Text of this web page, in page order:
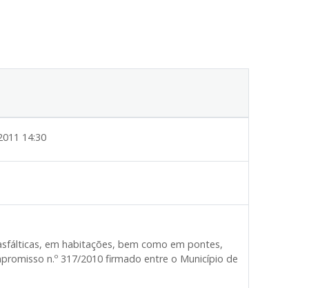
14:30
em habitações, bem como em pontes,
n.º 317/2010 firmado entre o Município de